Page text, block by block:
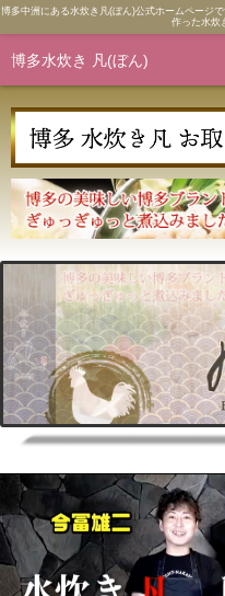
博多中洲にある水炊き凡(ぼん)公式ホームページ
作った水炊
博多水炊き 凡(ぼん)